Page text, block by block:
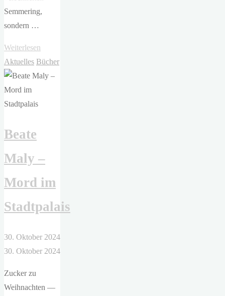
Semmering,
sondern …
Weiterlesen
Maly
–
Aktuelles Bücher
Beate
Maly –
Mord im
Stadtpalais
30. Oktober 2024
30. Oktober 2024
Zucker zu
Weihnachten —